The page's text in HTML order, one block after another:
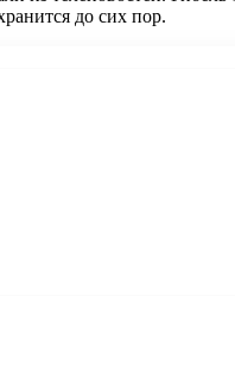
до сих пор.